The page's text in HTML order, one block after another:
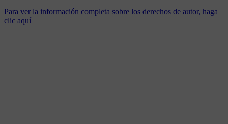
Para ver la información completa sobre los derechos de autor, haga
clic aquí